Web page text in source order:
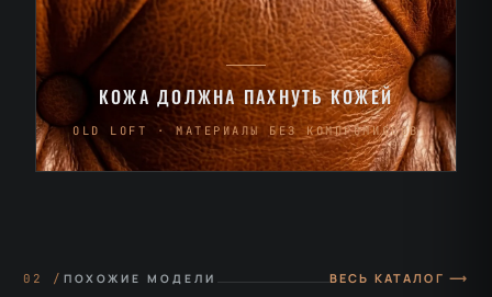
КОЖА ДОЛЖНА ПАХНУТЬ КОЖЕЙ
OLD LOFT · МАТЕРИАЛЫ БЕЗ КОМПРОМИССОВ
02 / ПОХОЖИЕ МОДЕЛИ ВЕСЬ КАТАЛОГ ⟶